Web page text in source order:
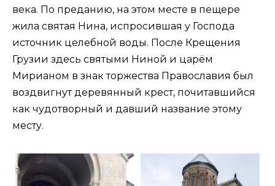
века. По преданию, на этом месте в пещере
жила святая Нина, испросившая у Господа
источник целебной воды. После Крещения
Грузии здесь святыми Ниной и царём
Мирианом в знак торжества Православия был
воздвигнут деревянный крест, почитавшийся
как чудотворный и давший название этому
месту.